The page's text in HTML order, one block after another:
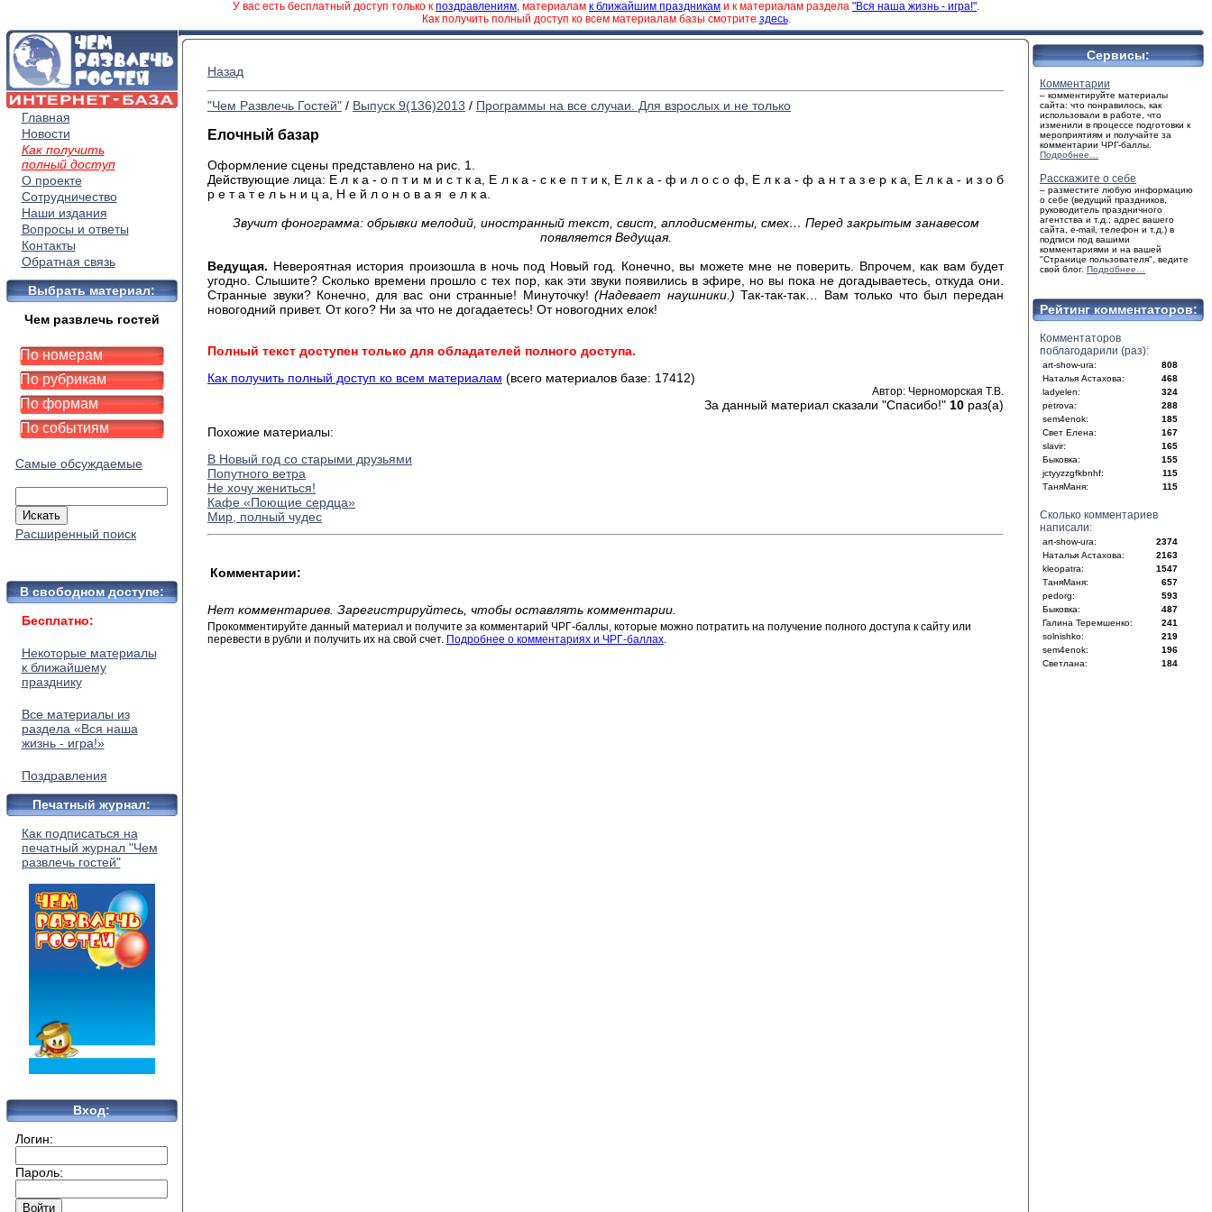
У вас есть бесплатный доступ только к поздравлениям, материалам к ближайшим праздникам и к материалам раздела "Вся наша жизнь - игра!".
Как получить полный доступ ко всем материалам базы смотрите здесь.
Главная
Новости
Как получить
полный доступ
О проекте
Сотрудничество
Наши издания
Вопросы и ответы
Контакты
Обратная связь
Выбрать материал:
Чем развлечь гостей
По номерам
По рубрикам
По формам
По событиям
Самые обсуждаемые
Расширенный поиск
В свободном доступе:
Бесплатно:
Некоторые материалы
к ближайшему
празднику
Все материалы из
раздела «Вся наша
жизнь - игра!»
Поздравления
Печатный журнал:
Как подписаться на
печатный журнал "Чем
развлечь гостей"
Вход:
Логин:
Пароль:
Назад
"Чем Развлечь Гостей" / Выпуск 9(136)2013 / Программы на все случаи. Для взрослых и не только
Елочный базар
Оформление сцены представлено на рис. 1.
Действующие лица: Е л к а - о п т и м и с т к а, Е л к а - с к е п т и к, Е л к а - ф и л о с о ф, Е л к а - ф а н т а з е р к а, Е л к а - и з о б
р е т а т е л ь н и ц а, Н е й л о н о в а я е л к а.
Звучит фонограмма: обрывки мелодий, иностранный текст, свист, аплодисменты, смех… Перед закрытым занавесом
появляется Ведущая.
Ведущая. Невероятная история произошла в ночь под Новый год. Конечно, вы можете мне не поверить. Впрочем, как вам будет
угодно. Слышите? Сколько времени прошло с тех пор, как эти звуки появились в эфире, но вы пока не догадываетесь, откуда они.
Странные звуки? Конечно, для вас они странные! Минуточку!(Надевает наушники.)Так-так-так… Вам только что был передан
новогодний привет. От кого? Ни за что не догадаетесь! От новогодних елок!
Полный текст доступен только для обладателей полного доступа.
Как получить полный доступ ко всем материалам (всего материалов базе: 17412)
Автор: Черноморская Т.В.
За данный материал сказали "Спасибо!" 10 раз(а)
Похожие материалы:
В Новый год со старыми друзьями
Попутного ветра
Не хочу жениться!
Кафе «Поющие сердца»
Мир, полный чудес
Комментарии:
Нет комментариев. Зарегистрируйтесь, чтобы оставлять комментарии.
Прокомментируйте данный материал и получите за комментарий ЧРГ-баллы, которые можно потратить на получение полного доступа к сайту или
перевести в рубли и получить их на свой счет. Подробнее о комментариях и ЧРГ-баллах.
Сервисы:
Комментарии
– комментируйте материалы
сайта: что понравилось, как
использовали в работе, что
изменили в процессе подготовки к
мероприятиям и получайте за
комментарии ЧРГ-баллы.
Подробнее…
Расскажите о себе
– разместите любую информацию
о себе (ведущий праздников,
руководитель праздничного
агентства и т.д.; адрес вашего
сайта, e-mail, телефон и т.д.) в
подписи под вашими
комментариями и на вашей
"Странице пользователя", ведите
свой блог. Подробнее…
Рейтинг комментаторов:
Комментаторов
поблагодарили (раз):
art-show-ura:
808
Наталья Астахова:
468
ladyelen:
324
petrova:
288
sem4enok:
185
Свет Елена:
167
slavir:
165
Быковка:
155
jctyyzzgfkbnhf:
115
ТаняМаня:
115
Сколько комментариев
написали:
art-show-ura:
2374
Наталья Астахова:
2163
kleopatra:
1547
ТаняМаня:
657
pedorg:
593
Быковка:
487
Галина Теремшенко:
241
solnishko:
219
sem4enok:
196
Светлана:
184